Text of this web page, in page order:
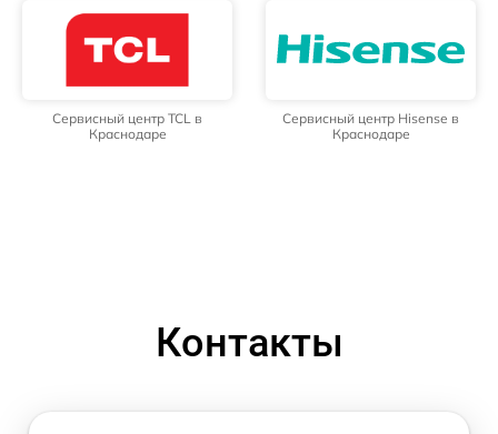
Сервисный центр TCL в
Краснодаре
Сервисный центр Hisense в
Краснодаре
Контакты